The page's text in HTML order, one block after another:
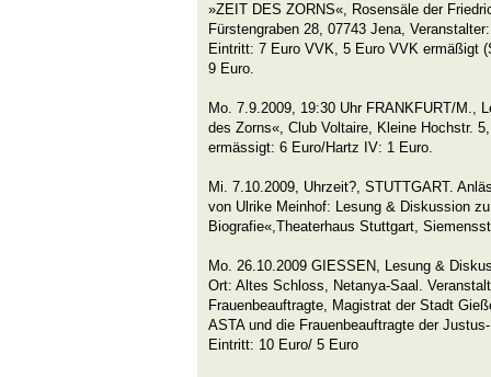
»ZEIT DES ZORNS«, Rosensäle der
Fürstengraben 28, 07743 Jena,
Eintritt: 7 Euro VVK, 5 Euro VVK ermäßigt
9 Euro.
Mo. 7.9.2009, 19:30 Uhr FRANKFURT/M.,
des Zorns«, Club Voltaire, Kleine Hochstr.
ermässigt: 6 Euro/Hartz IV: 1 Euro.
Mi. 7.10.2009, Uhrzeit?, STUTTGART.
von Ulrike Meinhof: Lesung & Diskussion
Biografie«,Theaterhaus Stuttgart,
Mo. 26.10.2009 GIESSEN, Lesung &
Ort: Altes Schloss, Netanya-Saal.
Frauenbeauftragte, Magistrat der Stadt
ASTA und die Frauenbeauftragte der
Eintritt: 10 Euro/ 5 Euro